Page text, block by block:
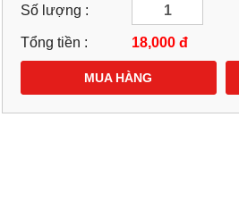
Số lượng :
Tổng tiền : 18,000 đ
MUA HÀNG